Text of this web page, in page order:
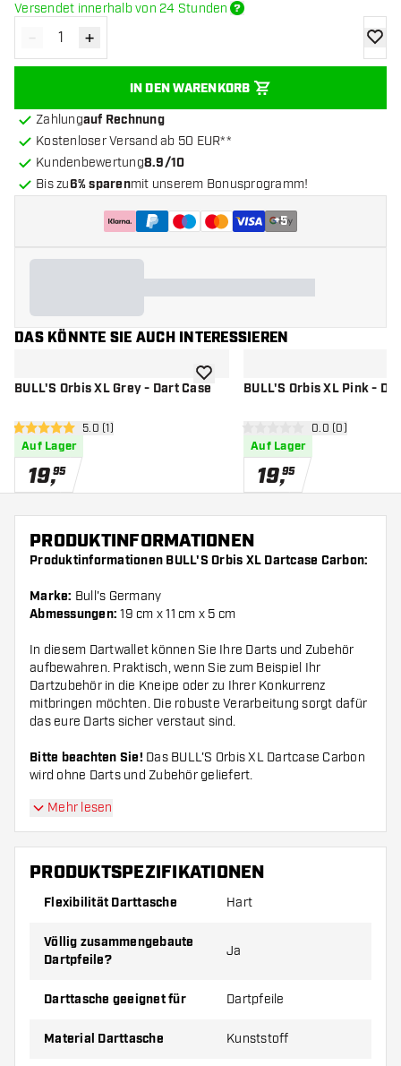
Versendet innerhalb von 24 Stunden
Menge verringern
- Menge erhöhen
+
IN DEN WARENKORB
Zur
Zahlungauf Rechnung
Kostenloser Versand ab 50 EUR**
Kundenbewertung8.9/10
Bis zu6% sparenmit unserem Bonusprogramm!
+5
DAS KÖNNTE SIE AUCH INTERESSIEREN
BULL'S Orbis XL Grey - Dart Case
Bewertungsbereich öffnen
5 Bewertungssterne
5.0 (1)
Auf Lager
19,95
Zur Wunschliste hinzufügen BULL'S
0 Bewertungssterne
0.0 (0)
Auf Lager
19,95
PRODUKTINFORMATIONEN
Produktinformationen BULL'S Orbis XL Dartcase Carbon:
Marke: Bull's Germany
Abmessungen: 19 cm x 11 cm x 5 cm
In diesem Dartwallet können Sie Ihre Darts und Zubehör
aufbewahren. Praktisch, wenn Sie zum Beispiel Ihr
Dartzubehör in die Kneipe oder zu Ihrer Konkurrenz
mitbringen möchten. Die robuste Verarbeitung sorgt dafür
das eure Darts sicher verstaut sind.
Bitte beachten Sie! Das BULL'S Orbis XL Dartcase Carbon
wird ohne Darts und Zubehör geliefert.
Mehr lesen
PRODUKTSPEZIFIKATIONEN
Flexibilität Darttasche Hart
Völlig zusammengebaute
Dartpfeile?
Ja
Darttasche geeignet für Dartpfeile
Material Darttasche Kunststoff